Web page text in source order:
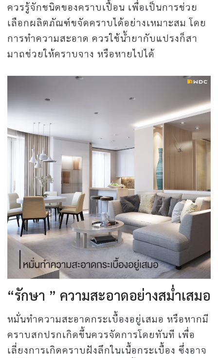
ควรรู้จักชนิดของคราบเปื้อน เพื่อเป็นการช่วย
เลือกผลิตภัณฑ์ขจัดคราบได้อย่างเหมาะสม โดย
การทำความสะอาด ควรใช้น้ำยากับแปรงก็สา
มาถช่วยให้คราบจาง หรือหายไปได้
“รักษา ” ความสะอาดอย่างสม่ำเสมอ
หมั่นทำความสะอาดกระเบื้องอยู่เสมอ หรือหากมี
คราบสกปรกเกิดขึ้นควรจัดการโดยทันที เพื่อ
เลี่ยงการเกิดคราบฝังลึกในเนื้อกระเบื้อง ซึ่งอาจ